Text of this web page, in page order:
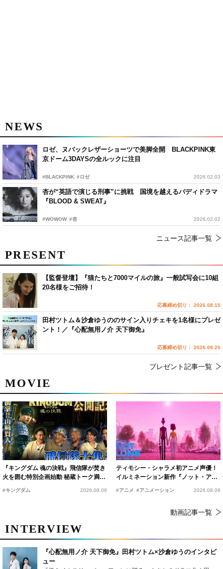
NEWS
ロゼ、ヌバックレザーショーツで美脚全開 BLACKPINK東
京ドーム3DAYSの全ルックに注目
#BLACKPINK #ロゼ 2026.02.03
杏が“英語で演じる刑事”に挑戦 国境を越えるバディドラマ
『BLOOD & SWEAT』
#WOWOW #杏 2026.02.02
ニュース記事一覧
MOVIE
『キングダム 魂の決戦』飛信隊が焚き
火を囲む特別企画始動 秘蔵トーク満載
の“キングダムキャンプ”開催
#キングダム 2026.08.06
ティモシー・シャラメ初アニメ声優！
イルミネーション新作『ノット・アロ
#アニメ #アニメーション 2026.08.06
動画記事一覧
INTERVIEW
『心配無用ノ介 天下御免』田村ツトム×沙倉ゆうのインタビ
ュー
PRESENT
【監督登壇】『猫たちと7000マイルの旅』一般試写会に10組
20名様をご招待！
応募締め切り： 2026.08.15
田村ツトム＆沙倉ゆうののサイン入りチェキを1名様にプレゼ
ント！／『心配無用ノ介 天下御免』
応募締め切り： 2026.08.20
プレゼント記事一覧